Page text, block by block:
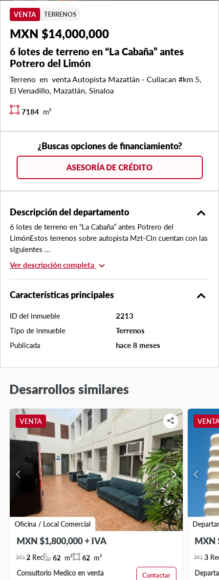
VENTA TERRENOS
MXN $14,000,000
6 lotes de terreno en “La Cabaña” antes
Potrero del Limón
Terreno en venta Autopista Mazatlán - Culiacan #km 5,
El Venadillo, Mazatlán, Sinaloa
7184 m²
¿Buscas opciones de financiamiento?
ASESORÍA DE CRÉDITO
Descripción del departamento expand_less
6 lotes de terreno en “La Cabaña” antes Potrero del
LimónEstos terrenos sobre autopista Mzt-Cln cuentan con las
siguientes ...
Ver descripción completa
expand_more
Características principales expand_less
ID del inmueble
Tipo de inmueble
2213
Terrenos
Publicada
hace 8 meses
Desarrollos similares
VENTA
Oficina / Local Comercial
chevron_left chevron_right
MXN $1,800,000 + IVA
2 Rec 62 m² 62 m²
Consultorio Medico en venta
Contactar
chevron_left
MXN
3